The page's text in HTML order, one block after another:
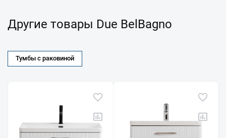
Другие товары Due BelBagno
Тумбы с раковиной